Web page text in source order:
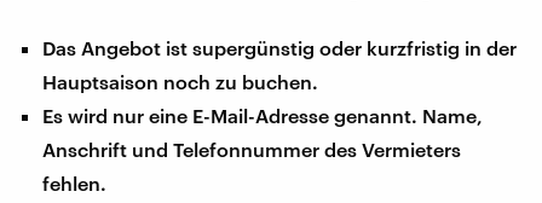
Das Angebot ist supergünstig oder kurzfristig in der
Hauptsaison noch zu buchen.
Es wird nur eine E-Mail-Adresse genannt. Name,
Anschrift und Telefonnummer des Vermieters
fehlen.